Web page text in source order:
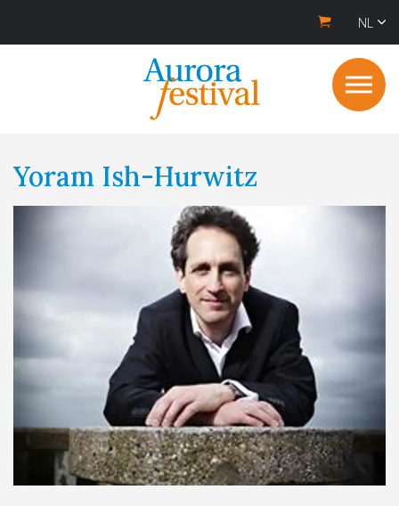
NL
Yoram Ish-Hurwitz